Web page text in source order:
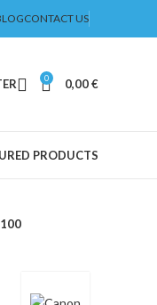
CONTACT US
0 0,00€
PRODUCTS